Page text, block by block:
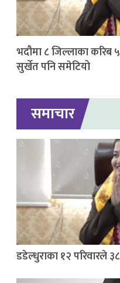
भदौमा ८ जिल्लाका करिब
सुर्खेत पनि समेटियो
समाचार
डडेल्धुराका १२ परिवारले